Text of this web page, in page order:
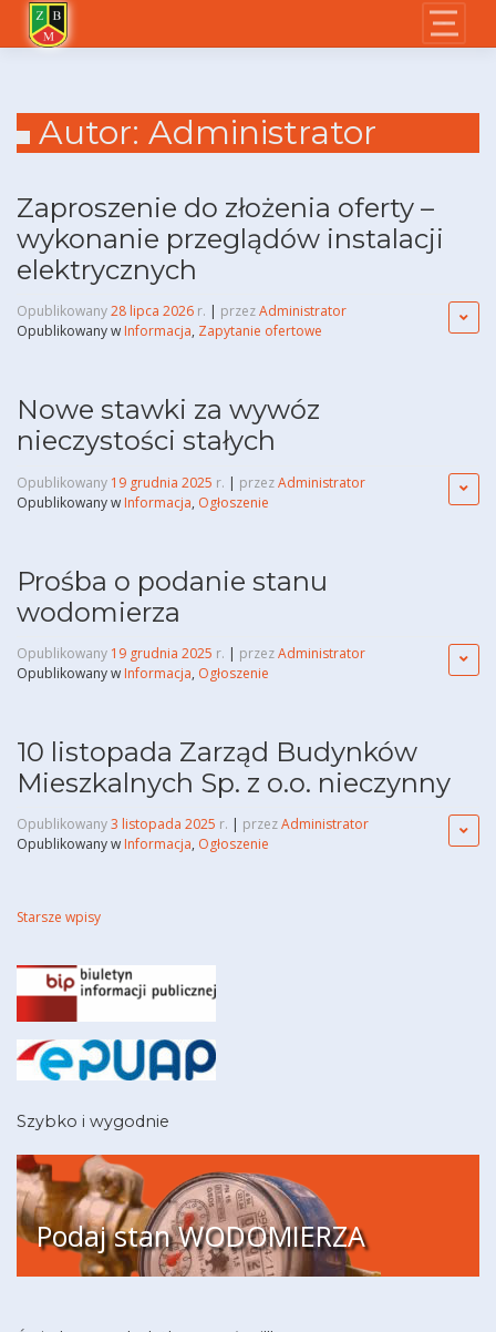
content
Autor: Administrator
Zaproszenie do złożenia oferty –
wykonanie przeglądów instalacji
elektrycznych
Opublikowany28 lipca 2026 r. | przezAdministrator
Opublikowany w Informacja, Zapytanie ofertowe
Nowe stawki za wywóz
nieczystości stałych
Opublikowany 19 grudnia 2025 r. | przezAdministrator
Opublikowany w Informacja, Ogłoszenie
Prośba o podanie stanu
wodomierza
Opublikowany 19 grudnia 2025 r. | przezAdministrator
Opublikowany w Informacja, Ogłoszenie
10 listopada Zarząd Budynków
Mieszkalnych Sp. z o.o. nieczynny
Opublikowany3 listopada 2025 r. | przezAdministrator
Opublikowany w Informacja, Ogłoszenie
Nawigacja
wpisach
Starsze wpisy
Szybko i wygodnie
Podaj stan WODOMIERZA